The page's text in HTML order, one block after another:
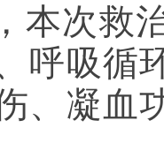
本次救
呼吸循
、凝血